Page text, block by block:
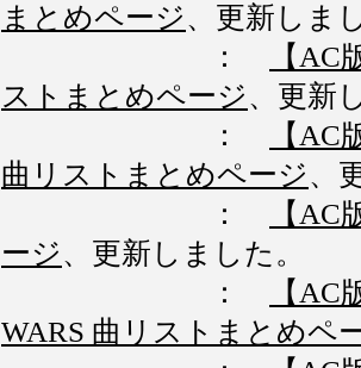
まとめページ、更新しま
：
【AC
ストまとめページ、更新
：
【AC
曲リストまとめページ、
：
【AC
ージ、更新しました。
：
【AC
WARS 曲リストまとめペ